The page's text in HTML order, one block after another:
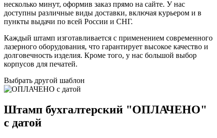
несколько минут, оформив заказ прямо на сайте. У нас
доступны различные виды доставки, включая курьером и в
пункты выдачи по всей России и СНГ.
Каждый штамп изготавливается с применением современного
лазерного оборудования, что гарантирует высокое качество и
долговечность изделия. Кроме того, у нас большой выбор
корпусов для печатей.
Выбрать другой шаблон
Штамп бухгалтерский "ОПЛАЧЕНО"
с датой